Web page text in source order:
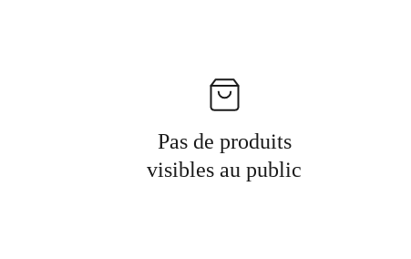
Pas de produits
visibles au public